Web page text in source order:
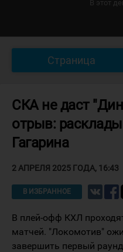
В этот
Страница
СКА не даст
отрыв:
Гагарина
2 АПРЕЛЯ 2025 ГОДА, 16:43
В ИЗБРАННОЕ
В плей-офф КХЛ
матчей. "Локомотив"
завершить первый